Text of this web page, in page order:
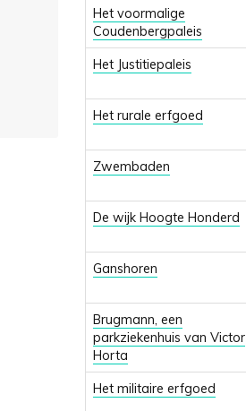
Het voormalige
Coudenbergpaleis
Het Justitiepaleis
Het rurale erfgoed
Zwembaden
De wijk Hoogte Honderd
Ganshoren
Brugmann, een
parkziekenhuis van Victor
Horta
Het militaire erfgoed